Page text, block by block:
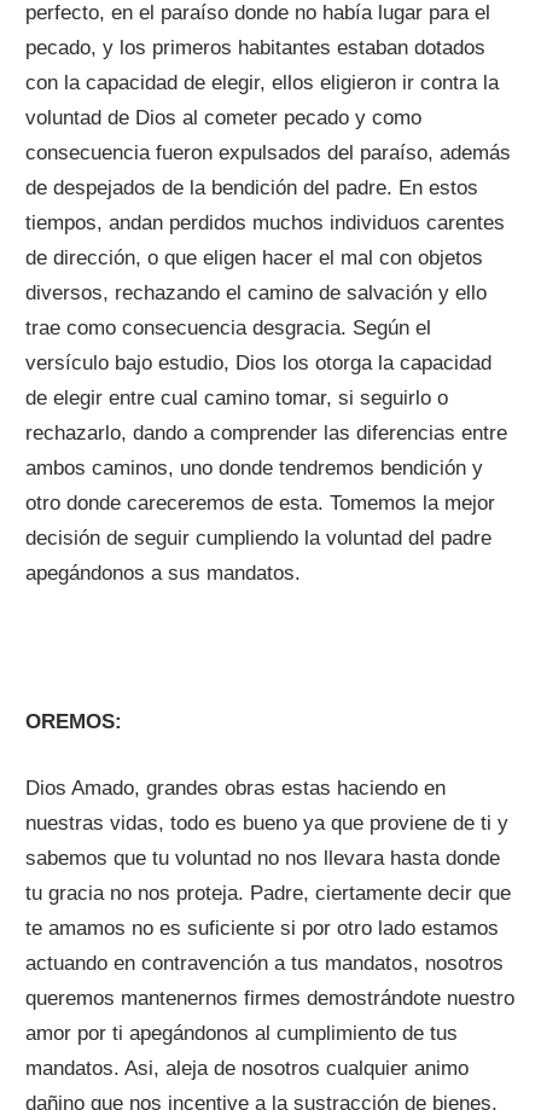
perfecto, en el paraíso donde no había lugar para el
pecado, y los primeros habitantes estaban dotados
con la capacidad de elegir, ellos eligieron ir contra la
voluntad de Dios al cometer pecado y como
consecuencia fueron expulsados del paraíso, además
de despejados de la bendición del padre. En estos
tiempos, andan perdidos muchos individuos carentes
de dirección, o que eligen hacer el mal con objetos
diversos, rechazando el camino de salvación y ello
trae como consecuencia desgracia. Según el
versículo bajo estudio, Dios los otorga la capacidad
de elegir entre cual camino tomar, si seguirlo o
rechazarlo, dando a comprender las diferencias entre
ambos caminos, uno donde tendremos bendición y
otro donde careceremos de esta. Tomemos la mejor
decisión de seguir cumpliendo la voluntad del padre
apegándonos a sus mandatos.
OREMOS:
Dios Amado, grandes obras estas haciendo en
nuestras vidas, todo es bueno ya que proviene de ti y
sabemos que tu voluntad no nos llevara hasta donde
tu gracia no nos proteja. Padre, ciertamente decir que
te amamos no es suficiente si por otro lado estamos
actuando en contravención a tus mandatos, nosotros
queremos mantenernos firmes demostrándote nuestro
amor por ti apegándonos al cumplimiento de tus
mandatos. Asi, aleja de nosotros cualquier animo
dañino que nos incentive a la sustracción de bienes,